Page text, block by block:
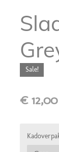
Sale!
€ 12,00